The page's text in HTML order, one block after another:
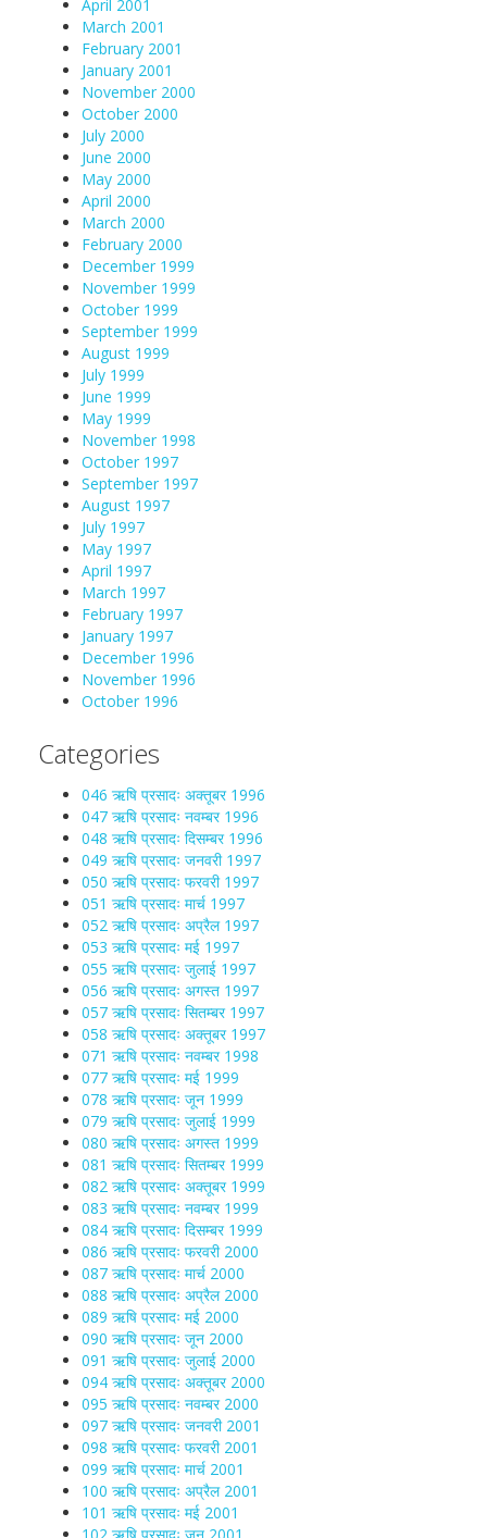
April 2001
March 2001
February 2001
January 2001
November 2000
October 2000
July 2000
June 2000
May 2000
April 2000
March 2000
February 2000
December 1999
November 1999
October 1999
September 1999
August 1999
July 1999
June 1999
May 1999
November 1998
October 1997
September 1997
August 1997
July 1997
May 1997
April 1997
March 1997
February 1997
January 1997
December 1996
November 1996
October 1996
Categories
046 ऋषि प्रसादः अक्तूबर 1996
047 ऋषि प्रसादः नवम्बर 1996
048 ऋषि प्रसादः दिसम्बर 1996
049 ऋषि प्रसादः जनवरी 1997
050 ऋषि प्रसादः फरवरी 1997
051 ऋषि प्रसादः मार्च 1997
052 ऋषि प्रसादः अप्रैल 1997
053 ऋषि प्रसादः मई 1997
055 ऋषि प्रसादः जुलाई 1997
056 ऋषि प्रसादः अगस्त 1997
057 ऋषि प्रसादः सितम्बर 1997
058 ऋषि प्रसादः अक्तूबर 1997
071 ऋषि प्रसादः नवम्बर 1998
077 ऋषि प्रसादः मई 1999
078 ऋषि प्रसादः जून 1999
079 ऋषि प्रसादः जुलाई 1999
080 ऋषि प्रसादः अगस्त 1999
081 ऋषि प्रसादः सितम्बर 1999
082 ऋषि प्रसादः अक्तूबर 1999
083 ऋषि प्रसादः नवम्बर 1999
084 ऋषि प्रसादः दिसम्बर 1999
086 ऋषि प्रसादः फरवरी 2000
087 ऋषि प्रसादः मार्च 2000
088 ऋषि प्रसादः अप्रैल 2000
089 ऋषि प्रसादः मई 2000
090 ऋषि प्रसादः जून 2000
091 ऋषि प्रसादः जुलाई 2000
094 ऋषि प्रसादः अक्तूबर 2000
095 ऋषि प्रसादः नवम्बर 2000
097 ऋषि प्रसादः जनवरी 2001
098 ऋषि प्रसादः फरवरी 2001
099 ऋषि प्रसादः मार्च 2001
100 ऋषि प्रसादः अप्रैल 2001
101 ऋषि प्रसादः मई 2001